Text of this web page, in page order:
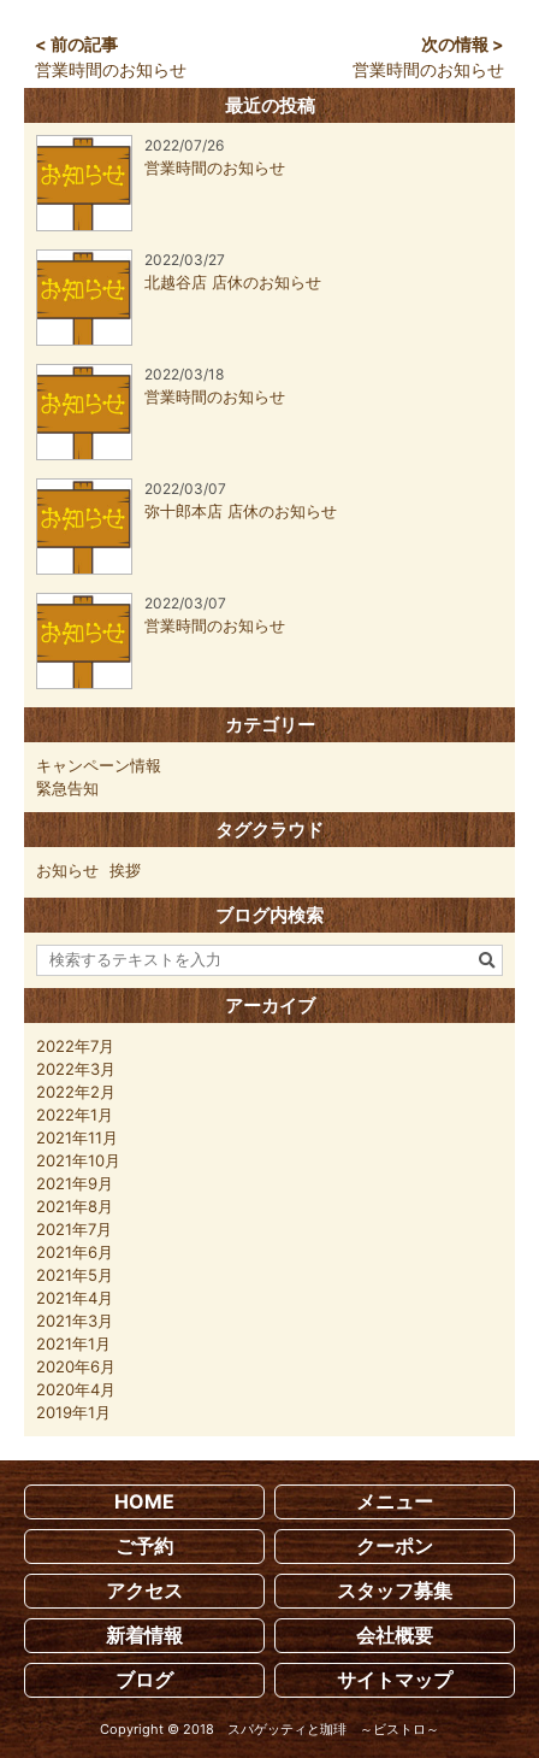
営業時間のお知らせ 営業時間のお知らせ
最近の投稿
2022/07/26
営業時間のお知らせ
2022/03/27
北越谷店 店休のお知らせ
2022/03/18
営業時間のお知らせ
2022/03/07
弥十郎本店 店休のお知らせ
2022/03/07
営業時間のお知らせ
カテゴリー
キャンペーン情報
緊急告知
タグクラウド
お知らせ 挨拶
ブログ内検索
アーカイブ
2022年7月
2022年3月
2022年2月
2022年1月
2021年11月
2021年10月
2021年9月
2021年8月
2021年7月
2021年6月
2021年5月
2021年4月
2021年3月
2021年1月
2020年6月
2020年4月
2019年1月
HOME
メニュー
ご予約
クーポン
アクセス
スタッフ募集
新着情報
会社概要
ブログ
サイトマップ
Copyright © 2018 スパゲッティと珈琲 ～ビストロ～